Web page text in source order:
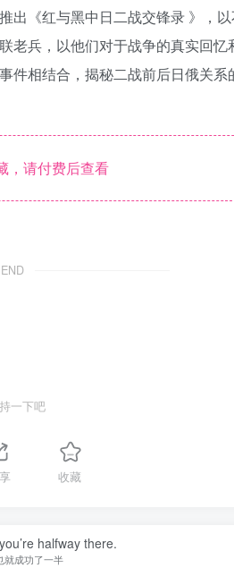
出《红与黑中日二战交锋录 》，
老兵，以他们对于战争的真实回忆
件相结合，揭秘二战前后日俄关系
，请付费后查看
一下吧
收藏
halfway there.
就成功了一半